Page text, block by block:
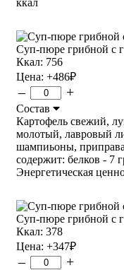
Суп-пюре грибной с
Ккал: 756
Цена: +486₽
– +
Состав
Картофель свежий,
молотый, лавровый
шампиьоны,
содержит: белков - 7
Энергетическая
Суп-пюре грибной с
Ккал: 378
Цена: +347₽
– +